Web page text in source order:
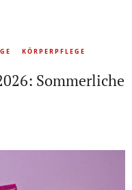
KÖRPERPFLEGE
Sommerliche